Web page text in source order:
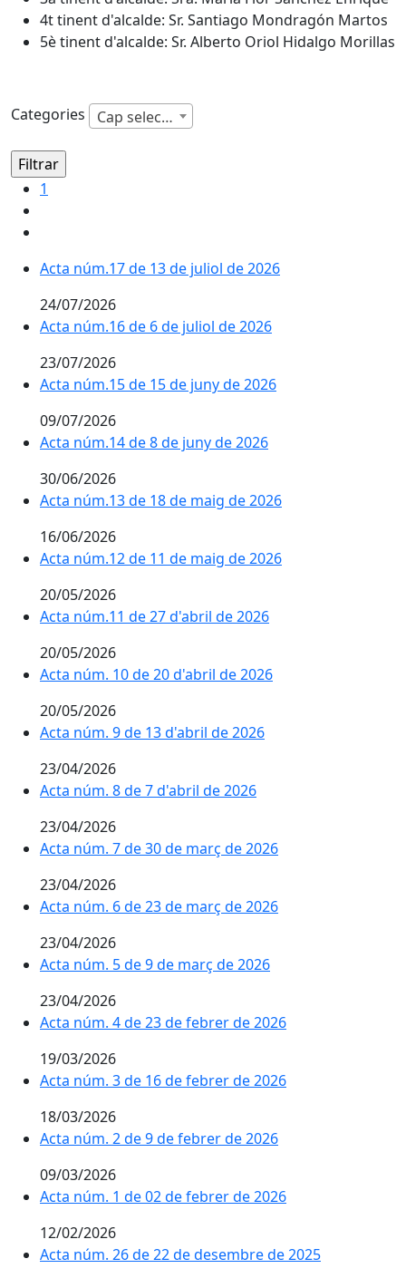
4t tinent d'alcalde: Sr. Santiago Mondragón Martos
5è tinent d'alcalde: Sr. Alberto Oriol Hidalgo Morillas
Categories Cap selecció
1
Acta núm.17 de 13 de juliol de 2026
24/07/2026
Acta núm.16 de 6 de juliol de 2026
23/07/2026
Acta núm.15 de 15 de juny de 2026
09/07/2026
Acta núm.14 de 8 de juny de 2026
30/06/2026
Acta núm.13 de 18 de maig de 2026
16/06/2026
Acta núm.12 de 11 de maig de 2026
20/05/2026
Acta núm.11 de 27 d'abril de 2026
20/05/2026
Acta núm. 10 de 20 d'abril de 2026
20/05/2026
Acta núm. 9 de 13 d'abril de 2026
23/04/2026
Acta núm. 8 de 7 d'abril de 2026
23/04/2026
Acta núm. 7 de 30 de març de 2026
23/04/2026
Acta núm. 6 de 23 de març de 2026
23/04/2026
Acta núm. 5 de 9 de març de 2026
23/04/2026
Acta núm. 4 de 23 de febrer de 2026
19/03/2026
Acta núm. 3 de 16 de febrer de 2026
18/03/2026
Acta núm. 2 de 9 de febrer de 2026
09/03/2026
Acta núm. 1 de 02 de febrer de 2026
12/02/2026
Acta núm. 26 de 22 de desembre de 2025